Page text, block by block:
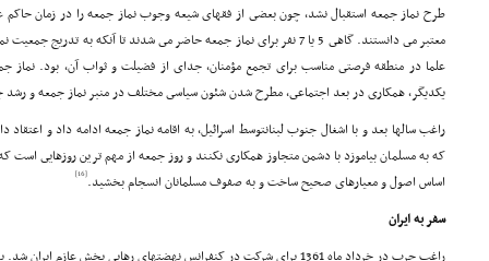
طرح نماز جمعه استقبال نشد، چون بعضى از فقهاى شیعه وجوب نماز جمعه را در زمان حاکم
معتبر مى دانستند. گاهى 5 یا 7 نفر براى نماز جمعه حاضر مى شدند تا آنکه به
علما در منطقه فرصتى مناسب براى تجمع مؤمنان، جداى از فضیلت و ثواب آن، بود. نماز
یکدیگر، همکارى در بعد اجتماعى، مطرح شدن شئون سیاسى مختلف در منبر نماز جمعه و
راغب سالها بعد و با اشغال جنوب لبنانتوسط اسرائیل، به اقامه نماز جمعه ادامه داد و
که به مسلمان بیاموزد با دشمن متجاوز همکارى نکنند و روز جمعه از مهم ترین روزهایى است
اساس اصول و معیارهاى صحیح ساخت و به صفوف مسلمانان انسجام بخشید.[16]
سفر به ایران